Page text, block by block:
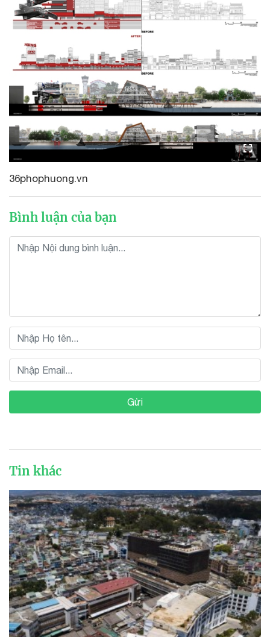
36phophuong.vn
Bình luận của bạn
Gửi
Tin khác